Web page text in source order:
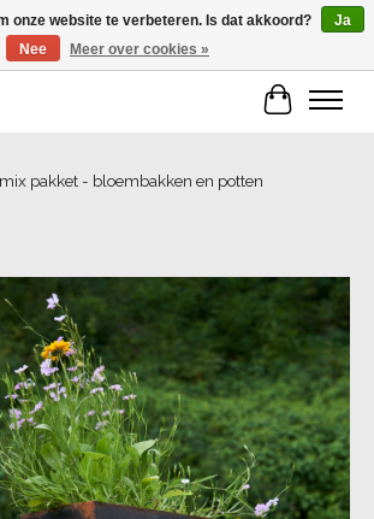
pakket - bloembakken en potten
image slideshow Items
onze website te verbeteren. Is dat akkoord?
Ja
Nee
Meer over cookies »